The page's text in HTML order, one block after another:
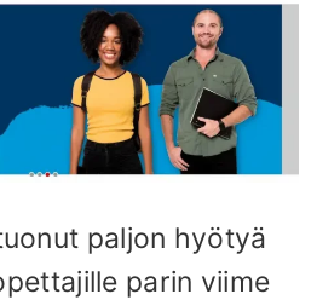
paljon hyötyä
parin viime